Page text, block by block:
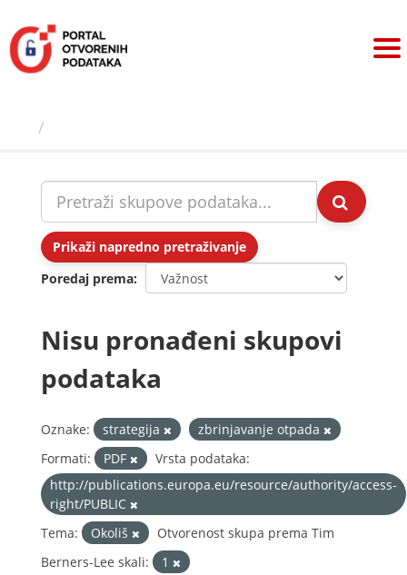
sadržaj
Prikaži napredno pretraživanje
Poredaj prema
Nisu pronađeni skupovi
podataka
Oznake: strategija
zbrinjavanje otpada
Formati:
PDF
Vrsta podataka:
http://publications.europa.eu/resource/authority/access-
right/PUBLIC
Tema:
Okoliš
Otvorenost skupa prema Tim
Berners-Lee skali:
1